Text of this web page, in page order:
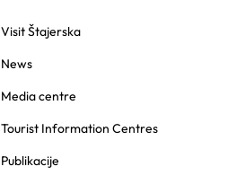
Visit Štajerska
News
Media centre
Tourist Information Centres
Publikacije